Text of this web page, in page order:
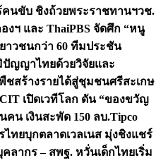
คนขับ ชิงถ้วยพระราชทานฯวช.
ฯ และ ThaiPBS จัดศึก “หนู
ยาวชนกว่า 60 ทีมประชัน
ญญาไทยด้วยวิจัยและ
สร้างรายได้สู่ชุมชนศรีสะเกษ
เปิดเวทีโลก ดัน “ของขวัญ
น เงินสะพัด 150 ลบ.Tipco
ไทยบุกตลาดเวลเนส มุ่งชิงแชร์
ลากร – สพฐ. หวั่นเด็กไทยเริ่ม